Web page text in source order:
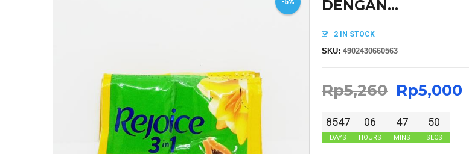
-5%
DENGAN...
2 IN STOCK
SKU:4902430660563
Rp5,260 Rp5,000
8547
DAYS
06
HOURS
47
MINS
50
SECS